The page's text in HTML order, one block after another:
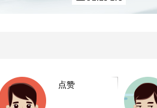
点赞